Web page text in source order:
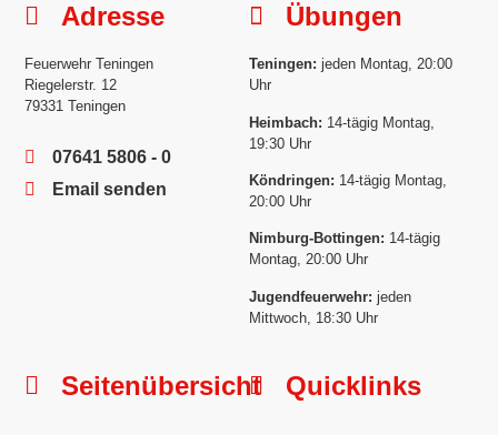
Adresse
Feuerwehr Teningen
Riegelerstr. 12
79331 Teningen
07641 5806 - 0
Email senden
Übungen
Teningen: jeden Montag, 20:00
Uhr
Heimbach: 14-tägig Montag,
19:30 Uhr
Köndringen: 14-tägig Montag,
20:00 Uhr
Nimburg-Bottingen: 14-tägig
Montag, 20:00 Uhr
Jugendfeuerwehr: jeden
Mittwoch, 18:30 Uhr
Seitenübersicht Quicklinks